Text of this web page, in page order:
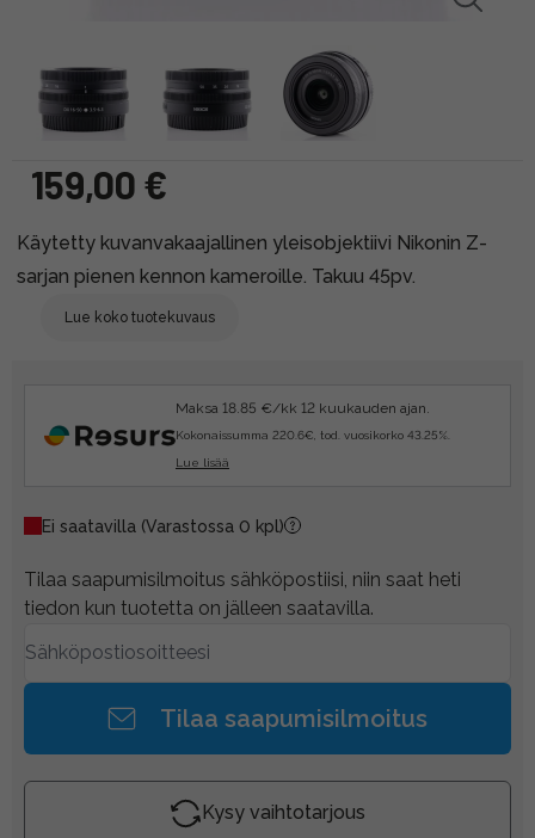
159,00 €
Käytetty kuvanvakaajallinen yleisobjektiivi Nikonin Z-
sarjan pienen kennon kameroille. Takuu 45pv.
Lue koko tuotekuvaus
Maksa 18.85 €/kk 12 kuukauden ajan.
Kokonaissumma 220.6€, tod. vuosikorko 43.25%.
Lue lisää
Ei saatavilla (Varastossa 0 kpl)
Tilaa saapumisilmoitus sähköpostiisi, niin saat heti
tiedon kun tuotetta on jälleen saatavilla.
Tilaa saapumisilmoitus
Kysy vaihtotarjous